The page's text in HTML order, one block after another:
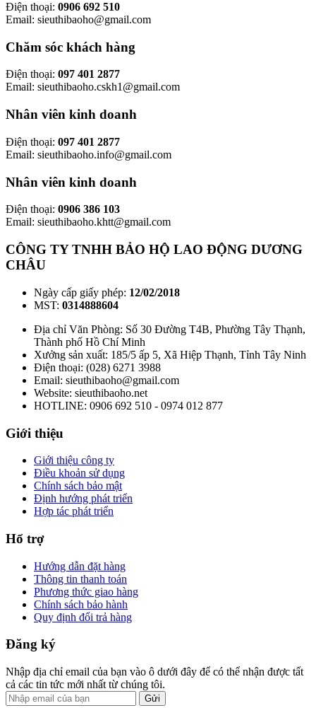
Điện thoại: 0906 692 510
Email: sieuthibaoho@gmail.com
Chăm sóc khách hàng
Điện thoại: 097 401 2877
Email: sieuthibaoho.cskh1@gmail.com
Nhân viên kinh doanh
Điện thoại: 097 401 2877
Email: sieuthibaoho.info@gmail.com
Nhân viên kinh doanh
Điện thoại: 0906 386 103
Email: sieuthibaoho.khtt@gmail.com
CÔNG TY TNHH BẢO HỘ LAO ĐỘNG DƯƠNG
CHÂU
Ngày cấp giấy phép: 12/02/2018
MST: 0314888604
Địa chỉ Văn Phòng: Số 30 Đường T4B, Phường Tây Thạnh,
Thành phố Hồ Chí Minh
Xưởng sản xuất: 185/5 ấp 5, Xã Hiệp Thạnh, Tỉnh Tây Ninh
Điện thoại: (028) 6271 3988
Email: sieuthibaoho@gmail.com
Website: sieuthibaoho.net
HOTLINE: 0906 692 510 - 0974 012 877
Giới thiệu
Giới thiệu công ty
Điều khoản sử dụng
Chính sách bảo mật
Định hướng phát triển
Hợp tác phát triển
Hổ trợ
Hướng dẫn đặt hàng
Thông tin thanh toán
Phương thức giao hàng
Chính sách bảo hành
Quy định đổi trả hàng
Đăng ký
Nhập địa chỉ email của bạn vào ô dưới đây để có thể nhận được tất
cả các tin tức mới nhất từ chúng tôi.
Gửi